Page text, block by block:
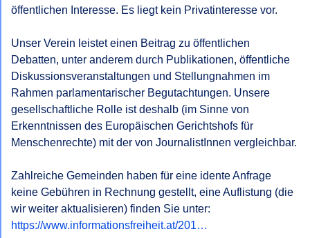
öffentlichen Interesse. Es liegt kein Privatinteresse vor.
Unser Verein leistet einen Beitrag zu öffentlichen
Debatten, unter anderem durch Publikationen, öffentliche
Diskussionsveranstaltungen und Stellungnahmen im
Rahmen parlamentarischer Begutachtungen. Unsere
gesellschaftliche Rolle ist deshalb (im Sinne von
Erkenntnissen des Europäischen Gerichtshofs für
Menschenrechte) mit der von JournalistInnen vergleichbar.
Zahlreiche Gemeinden haben für eine idente Anfrage
keine Gebühren in Rechnung gestellt, eine Auflistung (die
https://www.informationsfreiheit.at/201…